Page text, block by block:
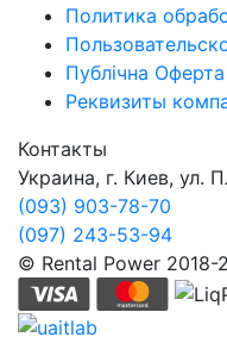
Политика
Публічна Оферта
Реквизиты
Контакты
Украина, г. Киев, ул.
(093) 903-78-70
(097) 243-53-94
© Rental Power